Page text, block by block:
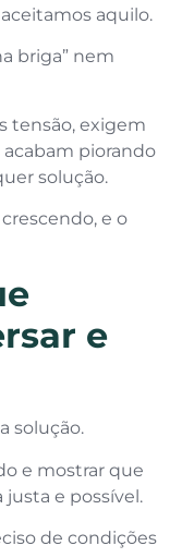
aquilo.
briga” nem
tensão, exigem
piorando
solução.
e o
e
solução.
e mostrar que
e possível.
de condições